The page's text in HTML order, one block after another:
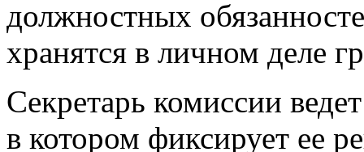
должностных
хранятся в личном деле
Секретарь комиссии
в котором фиксирует ее